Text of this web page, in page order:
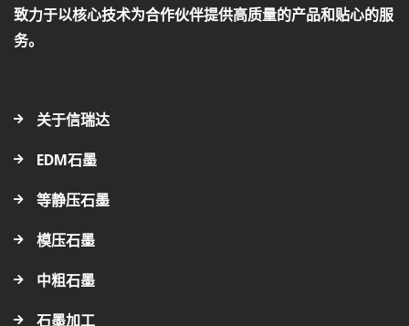
致力于以核心技术为合作伙伴提供高质量的产品和贴心的服
务。
关于信瑞达
EDM石墨
等静压石墨
模压石墨
中粗石墨
石墨加工